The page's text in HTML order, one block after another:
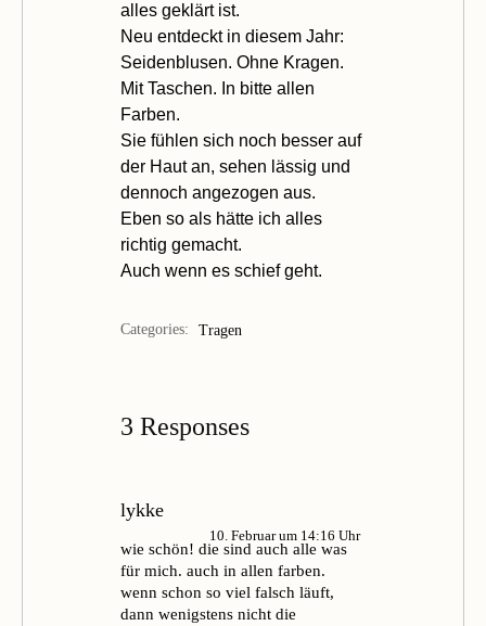
alles geklärt ist.
Neu entdeckt in diesem Jahr:
Seidenblusen. Ohne Kragen.
Mit Taschen. In bitte allen
Farben.
Sie fühlen sich noch besser auf
der Haut an, sehen lässig und
dennoch angezogen aus.
Eben so als hätte ich alles
richtig gemacht.
Auch wenn es schief geht.
Categories: Tragen
3 Responses
lykke
10. Februar um 14:16 Uhr
wie schön! die sind auch alle was
für mich. auch in allen farben.
wenn schon so viel falsch läuft,
dann wenigstens nicht die